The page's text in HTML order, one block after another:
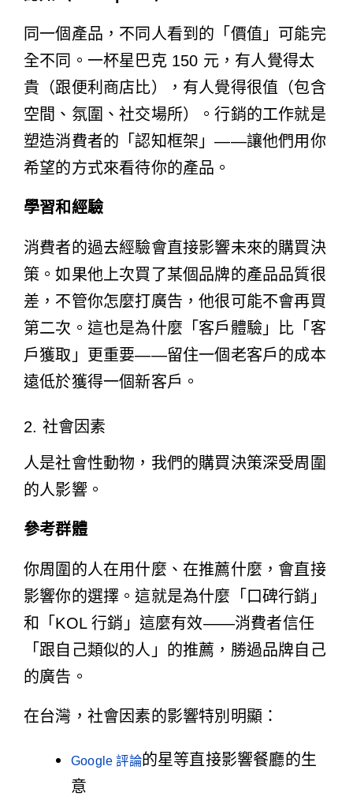
同一個產品，不同人看到的「價值」可能完
全不同。一杯星巴克 150 元，有人覺得太
貴（跟便利商店比），有人覺得很值（包含
空間、氛圍、社交場所）。行銷的工作就是
塑造消費者的「認知框架」——讓他們用你
希望的方式來看待你的產品。
學習和經驗
消費者的過去經驗會直接影響未來的購買決
策。如果他上次買了某個品牌的產品品質很
差，不管你怎麼打廣告，他很可能不會再買
第二次。這也是為什麼「客戶體驗」比「客
戶獲取」更重要——留住一個老客戶的成本
遠低於獲得一個新客戶。
2. 社會因素
人是社會性動物，我們的購買決策深受周圍
的人影響。
參考群體
你周圍的人在用什麼、在推薦什麼，會直接
影響你的選擇。這就是為什麼「口碑行銷」
和「KOL 行銷」這麼有效——消費者信任
「跟自己類似的人」的推薦，勝過品牌自己
的廣告。
在台灣，社會因素的影響特別明顯：
Google 評論的星等直接影響餐廳的生
意